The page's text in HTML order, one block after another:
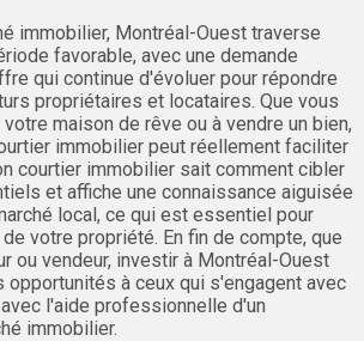
immobilier, Montréal-Ouest traverse
favorable, avec une demande
qui continue d'évoluer pour répondre
propriétaires et locataires. Que vous
maison de rêve ou à vendre un bien,
immobilier peut réellement faciliter
courtier immobilier sait comment cibler
et affiche une connaissance aiguisée
local, ce qui est essentiel pour
votre propriété. En fin de compte, que
ou vendeur, investir à Montréal-Ouest
à ceux qui s'engagent avec
l'aide professionnelle d'un
immobilier.